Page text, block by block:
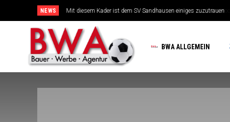
NEWS TSG-Erfolgsarchitekten sehen sich für den Tanz auf drei
BWA ALLGEMEIN